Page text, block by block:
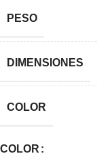
PESO
DIMENSIONES
COLOR
COLOR